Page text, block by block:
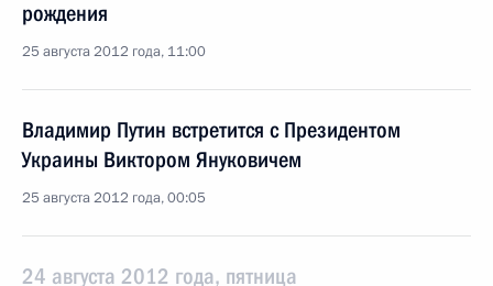
рождения
25 августа 2012 года, 11:00
Владимир Путин встретится с Президентом
Украины Виктором Януковичем
25 августа 2012 года, 00:05
24 августа 2012 года, пятница